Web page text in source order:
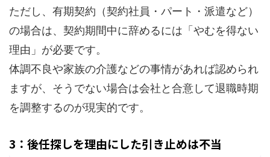
ただし、有期契約（契約社員・パート・派遣など）
の場合は、契約期間中に辞めるには「やむを得ない
理由」が必要です。
体調不良や家族の介護などの事情があれば認められ
ますが、そうでない場合は会社と合意して退職時期
を調整するのが現実的です。
3：後任探しを理由にした引き止めは不当